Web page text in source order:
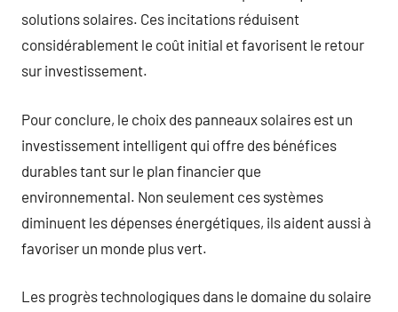
solutions solaires. Ces incitations réduisent
considérablement le coût initial et favorisent le retour
sur investissement.
Pour conclure, le choix des panneaux solaires est un
investissement intelligent qui offre des bénéfices
durables tant sur le plan financier que
environnemental. Non seulement ces systèmes
diminuent les dépenses énergétiques, ils aident aussi à
favoriser un monde plus vert.
Les progrès technologiques dans le domaine du solaire